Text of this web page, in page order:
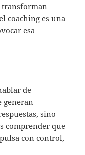
transforman
coaching es una
esa
de
generan
sino
comprender que
con control,